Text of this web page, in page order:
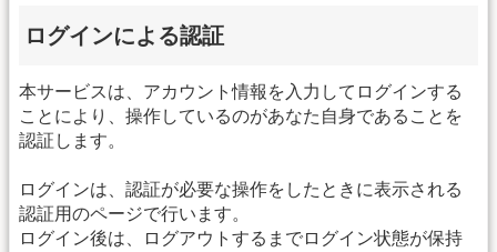
ログインによる認証
本サービスは、アカウント情報を入力してログインする
ことにより、操作しているのがあなた自身であることを
認証します。
ログインは、認証が必要な操作をしたときに表示される
認証用のページで行います。
ログイン後は、ログアウトするまでログイン状態が保持